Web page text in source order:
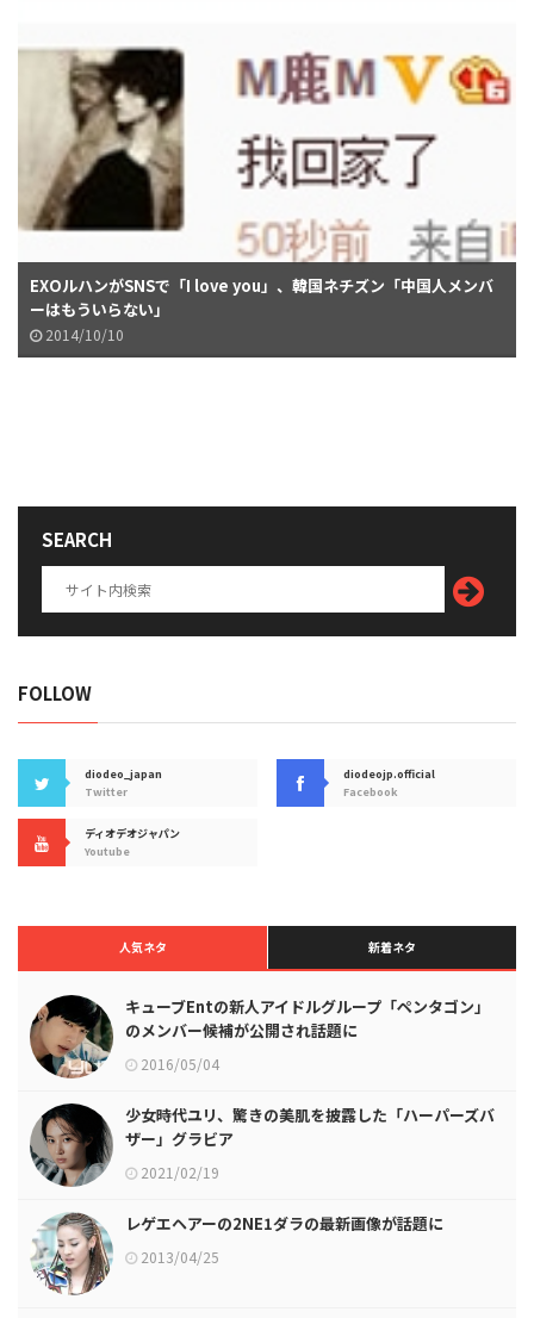
EXOルハンがSNSで「I love you」、韓国ネチズン「中国人メンバ
ーはもういらない」
2014/10/10
SEARCH
FOLLOW
diodeo_japan
Twitter
diodeojp.official
Facebook
ディオデオジャパン
Youtube
人気ネタ 新着ネタ
キューブEntの新人アイドルグループ「ペンタゴン」
のメンバー候補が公開され話題に
2016/05/04
少女時代ユリ、驚きの美肌を披露した「ハーパーズバ
ザー」グラビア
2021/02/19
レゲエヘアーの2NE1ダラの最新画像が話題に
2013/04/25